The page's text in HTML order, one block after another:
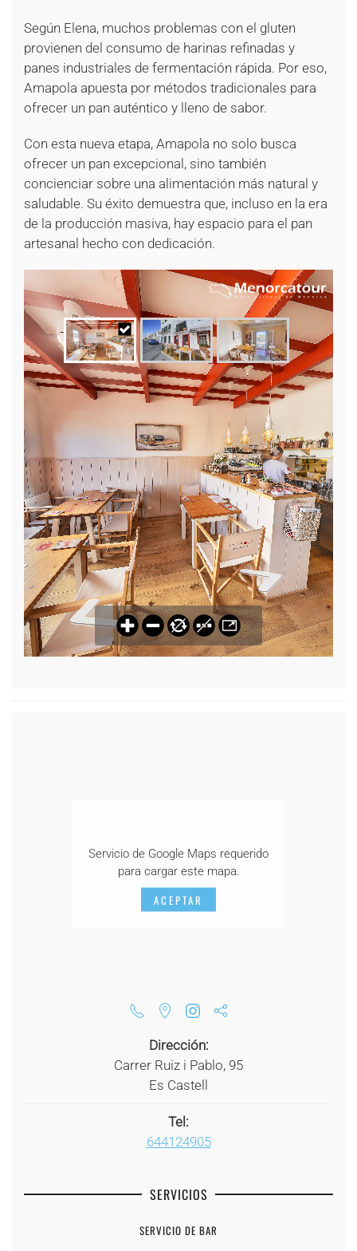
Según Elena, muchos problemas con el gluten
provienen del consumo de harinas refinadas y
panes industriales de fermentación rápida. Por eso,
Amapola apuesta por métodos tradicionales para
ofrecer un pan auténtico y lleno de sabor.
Con esta nueva etapa, Amapola no solo busca
ofrecer un pan excepcional, sino también
concienciar sobre una alimentación más natural y
saludable. Su éxito demuestra que, incluso en la era
de la producción masiva, hay espacio para el pan
artesanal hecho con dedicación.
Servicio de Google Maps requerido
para cargar este mapa.
ACEPTAR
Dirección:
Carrer Ruiz i Pablo, 95
Es Castell
Tel:
644124905
SERVICIOS
SERVICIO DE BAR